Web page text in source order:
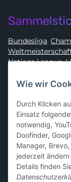
Bundesliga,
Nations League,
Card Sleeves,
Magnetic Holder,
Deckboxen ,
Wie wir
Durch Klicken
Einsatz
notwendig,
Doofinder,
Manager,
jederzeit
Details finden